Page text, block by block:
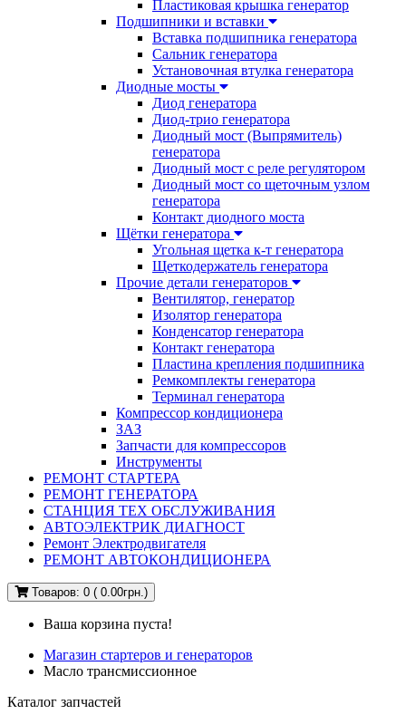
Пластиковая крышка генератор
Подшипники и вставки
Вставка подшипника генератора
Сальник генератора
Установочная втулка генератора
Диодные мосты
Диод генератора
Диод-трио генератора
Диодный мост (Выпрямитель)
генератора
Диодный мост с реле регулятором
Диодный мост со щеточным узлом
генератора
Контакт диодного моста
Щётки генератора
Угольная щетка к-т генератора
Щеткодержатель генератора
Прочие детали генераторов
Вентилятор, генератор
Изолятор генератора
Конденсатор генератора
Контакт генератора
Пластина крепления подшипника
Ремкомплекты генератора
Терминал генератора
Компрессор кондиционера
ЗАЗ
Запчасти для компрессоров
Инструменты
РЕМОНТ СТАРТЕРА
РЕМОНТ ГЕНЕРАТОРА
СТАНЦИЯ ТЕХ ОБСЛУЖИВАНИЯ
АВТОЭЛЕКТРИК ДИАГНОСТ
Ремонт Электродвигателя
РЕМОНТ АВТОКОНДИЦИОНЕРА
Товаров: 0 ( 0.00грн.)
Ваша корзина пуста!
Магазин стартеров и генераторов
Масло трансмиссионное
Каталог запчастей